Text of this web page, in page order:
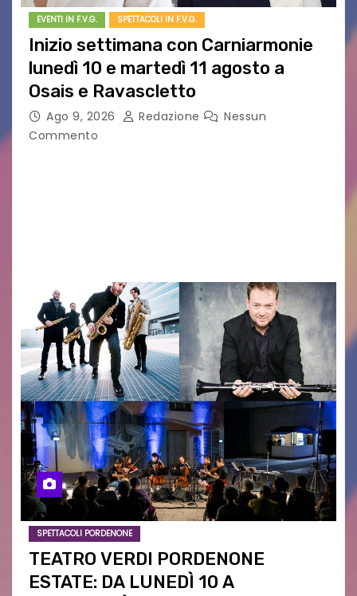
EVENTI IN F.V.G. SPETTACOLI IN F.V.G.
Inizio settimana con Carniarmonie
lunedì 10 e martedì 11 agosto a
Osais e Ravascletto
Ago 9, 2026 Redazione
Nessun
Commento
SPETTACOLI PORDENONE
TEATRO VERDI PORDENONE
ESTATE: DA LUNEDÌ 10 A